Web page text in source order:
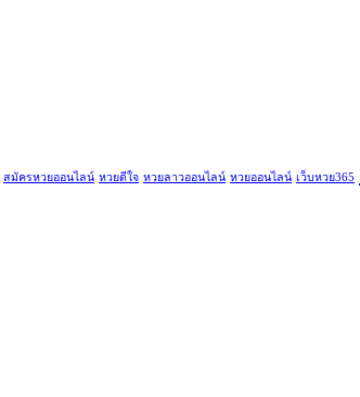
สมัครหวยออนไลน์ หวยดีใจ หวยลาวออนไลน์ หวยออนไลน์ เว็บหวย365